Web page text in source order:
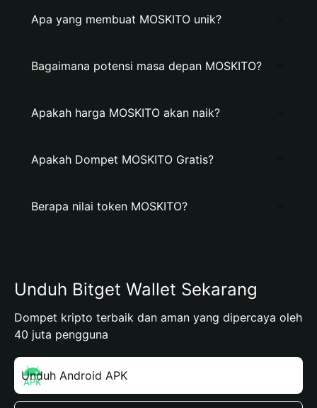
Apa yang membuat MOSKITO unik?
Bagaimana potensi masa depan MOSKITO?
Apakah harga MOSKITO akan naik?
Apakah Dompet MOSKITO Gratis?
Berapa nilai token MOSKITO?
Unduh Bitget Wallet Sekarang
Dompet kripto terbaik dan aman yang dipercaya oleh
40 juta pengguna
Unduh Android APK